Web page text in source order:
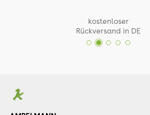
kostenloser
Rückversand in DE